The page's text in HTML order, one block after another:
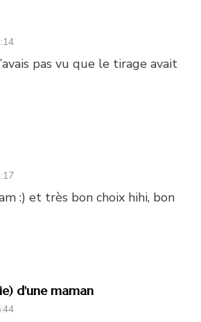
pas vu que le tirage avait
:) et très bon choix hihi, bon
d'une maman